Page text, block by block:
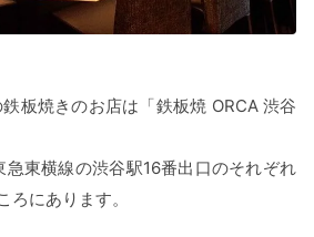
板焼きのお店は「鉄板焼 ORCA 渋谷
東横線の渋谷駅16番出口のそれぞれ
にあります。